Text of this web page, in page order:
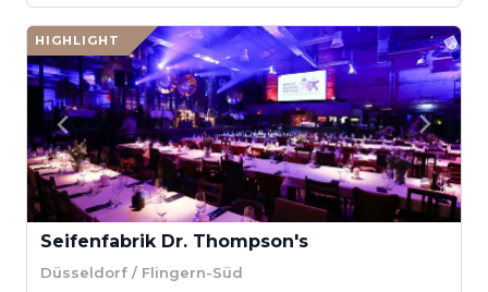
HIGHLIGHT
Seifenfabrik Dr. Thompson's
Düsseldorf / Flingern-Süd